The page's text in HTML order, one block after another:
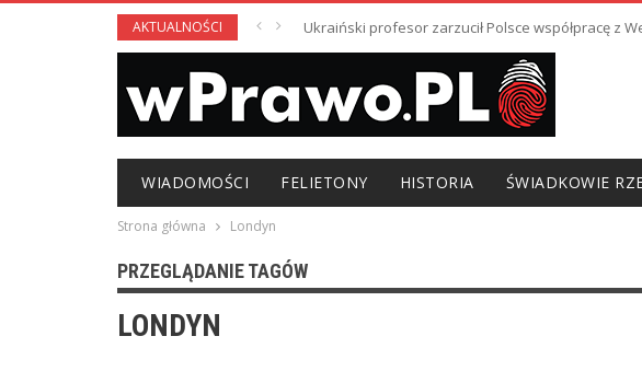
AKTUALNOŚCI Ukraiński profesor zarzucił Polsce współpracę z
WIADOMOŚCI FELIETONY HISTORIA ŚWIADKOWIE
Strona główna Londyn
PRZEGLĄDANIE TAGÓW
LONDYN